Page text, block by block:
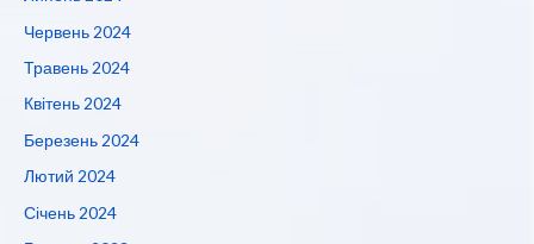
Червень 2024
Травень 2024
Квітень 2024
Березень 2024
Лютий 2024
Січень 2024